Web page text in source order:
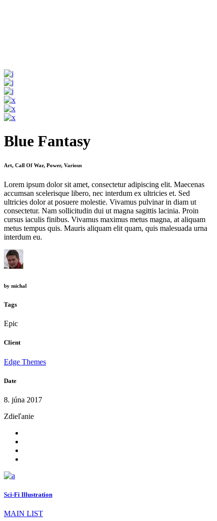
Blue Fantasy
Art, Call Of War, Power, Various
Lorem ipsum dolor sit amet, consectetur adipiscing elit. Maecenas
accumsan scelerisque libero, nec interdum ex ultricies et. Sed
ultricies dolor at posuere molestie. Vivamus pulvinar in diam ut
consectetur. Nam sollicitudin dui ut magna sagittis lacinia. Proin
cursus iaculis finibus. Vivamus maximus metus magna, at aliquam
metus tempus quis. Mauris aliquam elit quam, quis malesuada urna
interdum eu.
by michal
Tags
Epic
Client
Edge Themes
Date
8. júna 2017
Zdieľanie
Sci-Fi Illustration
MAIN LIST